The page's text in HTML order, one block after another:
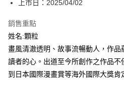
１．於結帳方式選擇「AFTEE先享後付」
２．訂單成立數日內，您將收到繳費通知
ATM／網路銀行／等多元方式進行付款，
※ 請注意：結帳手續完成當下不需立刻
購買商品的店家。未經商家同意取消之訂
後付繳納相關費用。
※ 交易是否成功請以「AFTEE先享後付
每筆NT$80，滿NT$500(含以上)免運
每筆NT$80，滿NT$500(含以上)免
付款後萊爾富取貨
上市日：2025/04/02
銷售重點
姓名:顆粒
畫風清澈透明、故事流暢動人，作
讀者的心。出道至今所創作之作品
到日本國際漫畫賞等海外國際大獎肯